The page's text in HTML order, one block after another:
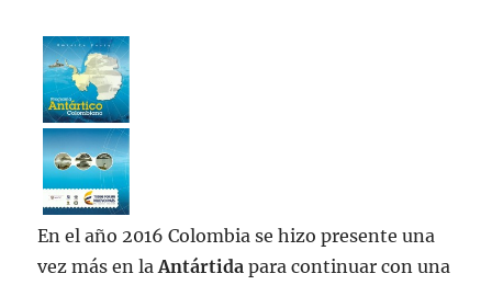
En el año 2016 Colombia se hizo presente una
vez más en laAntártida para continuar con una